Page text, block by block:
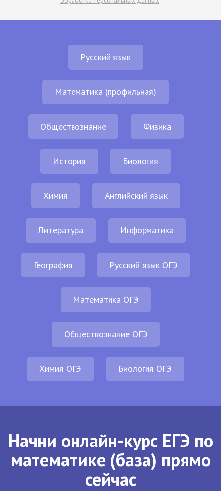
Русский язык
Математика (профильная)
Обществознание Физика
История Биология
Химия Английский язык
Литература Информатика
География Русский язык ОГЭ
Математика ОГЭ
Обществознание ОГЭ
Химия ОГЭ Биология ОГЭ
Начни онлайн-курс ЕГЭ по
математике (база) прямо
сейчас